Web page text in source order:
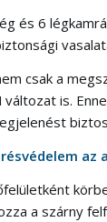
és 6
csak a
is.
az
a szárny